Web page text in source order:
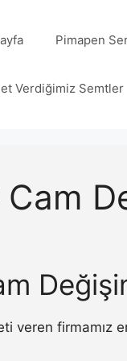
Pimapen
Verdiğimiz Semtler
veren firmamız